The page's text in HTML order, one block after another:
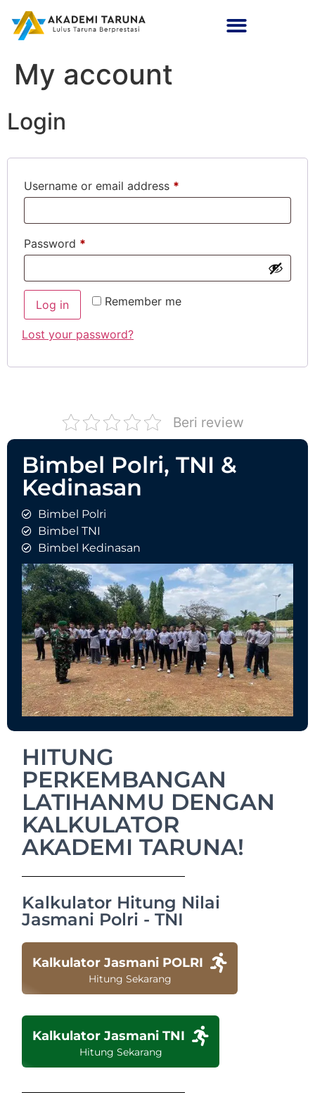
My account
Login
Username or email address *
Password *
Remember me
Log in
Lost your password?
Beri review
Bimbel Polri, TNI &
Kedinasan
Bimbel Polri
Bimbel TNI
Bimbel Kedinasan
HITUNG
PERKEMBANGAN
LATIHANMU DENGAN
KALKULATOR
AKADEMI TARUNA!
Kalkulator Hitung Nilai
Jasmani Polri - TNI
Kalkulator Jasmani POLRI
Hitung Sekarang
Kalkulator Jasmani TNI
Hitung Sekarang